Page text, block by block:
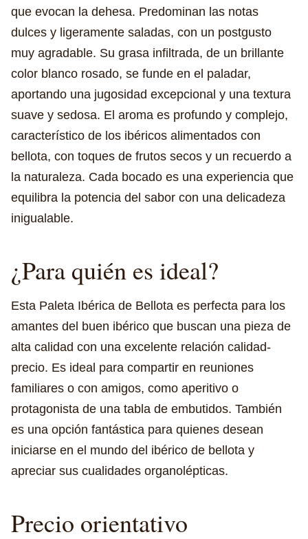
que evocan la dehesa. Predominan las notas
dulces y ligeramente saladas, con un postgusto
muy agradable. Su grasa infiltrada, de un brillante
color blanco rosado, se funde en el paladar,
aportando una jugosidad excepcional y una textura
suave y sedosa. El aroma es profundo y complejo,
característico de los ibéricos alimentados con
bellota, con toques de frutos secos y un recuerdo a
la naturaleza. Cada bocado es una experiencia que
equilibra la potencia del sabor con una delicadeza
inigualable.
¿Para quién es ideal?
Esta Paleta Ibérica de Bellota es perfecta para los
amantes del buen ibérico que buscan una pieza de
alta calidad con una excelente relación calidad-
precio. Es ideal para compartir en reuniones
familiares o con amigos, como aperitivo o
protagonista de una tabla de embutidos. También
es una opción fantástica para quienes desean
iniciarse en el mundo del ibérico de bellota y
apreciar sus cualidades organolépticas.
Precio orientativo